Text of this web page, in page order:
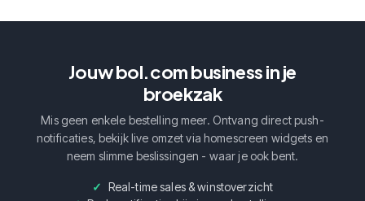
Jouw bol.com business in je
broekzak
Mis geen enkele bestelling meer. Ontvang direct push-
notificaties, bekijk live omzet via homescreen widgets en
neem slimme beslissingen - waar je ook bent.
Real-time sales & winstoverzicht